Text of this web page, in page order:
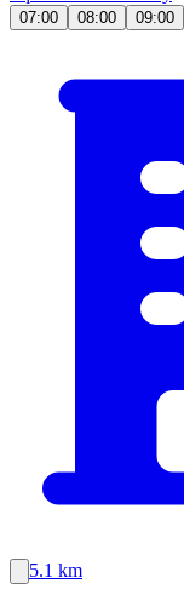
07:00 08:00 09:00
5.1 km